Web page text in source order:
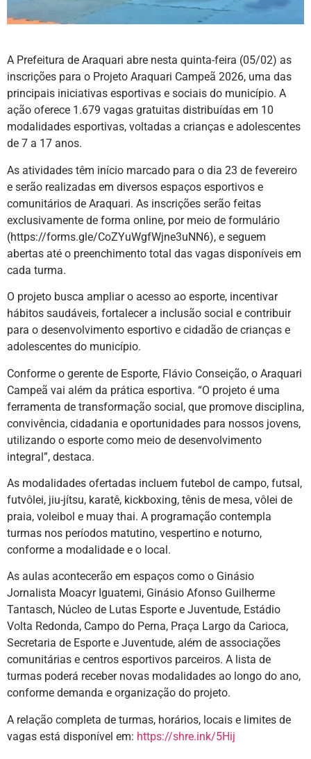
A Prefeitura de Araquari abre nesta quinta-feira (05/02) as
inscrições para o Projeto Araquari Campeã 2026, uma das
principais iniciativas esportivas e sociais do município. A
ação oferece 1.679 vagas gratuitas distribuídas em 10
modalidades esportivas, voltadas a crianças e adolescentes
de 7 a 17 anos.
As atividades têm início marcado para o dia 23 de fevereiro
e serão realizadas em diversos espaços esportivos e
comunitários de Araquari. As inscrições serão feitas
exclusivamente de forma online, por meio de formulário
(https://forms.gle/CoZYuWgfWjne3uNN6), e seguem
abertas até o preenchimento total das vagas disponíveis em
cada turma.
O projeto busca ampliar o acesso ao esporte, incentivar
hábitos saudáveis, fortalecer a inclusão social e contribuir
para o desenvolvimento esportivo e cidadão de crianças e
adolescentes do município.
Conforme o gerente de Esporte, Flávio Conseição, o Araquari
Campeã vai além da prática esportiva. “O projeto é uma
ferramenta de transformação social, que promove disciplina,
convivência, cidadania e oportunidades para nossos jovens,
utilizando o esporte como meio de desenvolvimento
integral”, destaca.
As modalidades ofertadas incluem futebol de campo, futsal,
futvôlei, jiu-jítsu, karatê, kickboxing, tênis de mesa, vôlei de
praia, voleibol e muay thai. A programação contempla
turmas nos períodos matutino, vespertino e noturno,
conforme a modalidade e o local.
As aulas acontecerão em espaços como o Ginásio
Jornalista Moacyr Iguatemi, Ginásio Afonso Guilherme
Tantasch, Núcleo de Lutas Esporte e Juventude, Estádio
Volta Redonda, Campo do Perna, Praça Largo da Carioca,
Secretaria de Esporte e Juventude, além de associações
comunitárias e centros esportivos parceiros. A lista de
turmas poderá receber novas modalidades ao longo do ano,
conforme demanda e organização do projeto.
A relação completa de turmas, horários, locais e limites de
vagas está disponível em: https://shre.ink/5Hij